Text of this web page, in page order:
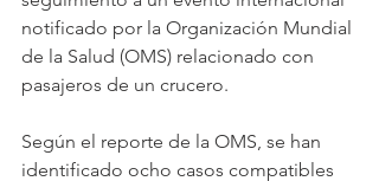
notificado por la Organización Mundial
de la Salud (OMS) relacionado con
pasajeros de un crucero.
Según el reporte de la OMS, se han
identificado ocho casos compatibles